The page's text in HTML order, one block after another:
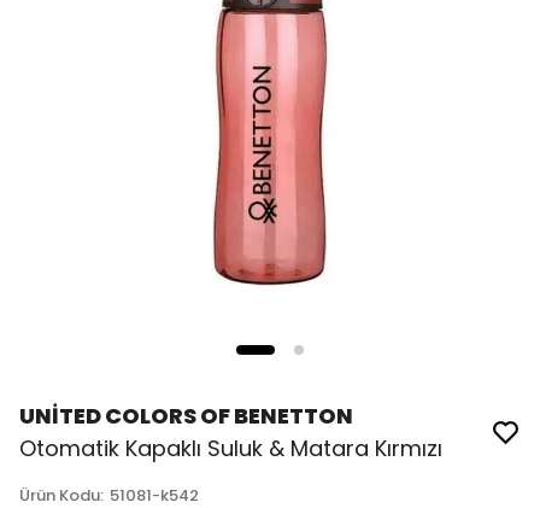
UNİTED COLORS OF BENETTON
Otomatik Kapaklı Suluk & Matara Kırmızı
Ürün Kodu: 51081-k542